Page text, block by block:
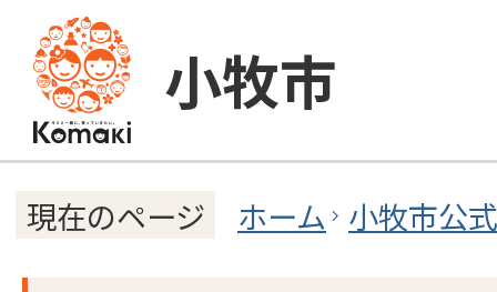
小牧市
現在のページ ホーム 小牧市公